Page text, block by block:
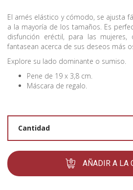
El arnés elástico y cómodo, se ajusta
a la mayoría de los tamaños. Es
disfunción eréctil, para las
fantasean acerca de sus deseos más
Explore su lado dominante o sumiso.
Pene de 19 x 3,8 cm.
Máscara de regalo.
Cantidad
AÑADIR A LA